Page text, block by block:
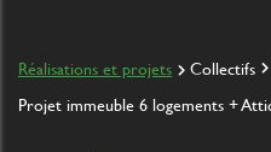
Réalisations et projets
Collectifs
Projet immeuble 6 logements +